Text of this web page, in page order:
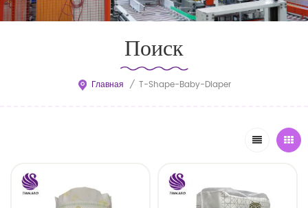
Поиск
Главная / T-Shape-Baby-Diaper